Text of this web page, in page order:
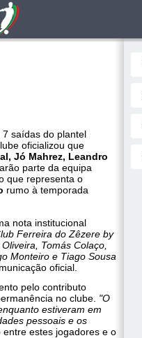
7 saídas do plantel
oficializou que
Jó Mahrez, Leandro
parte da equipa
que representa o
rumo à temporada
nota institucional
Ferreira do Zêzere by
Tomás Colaço,
Monteiro e Tiago Sousa
oficial.
pelo contributo
no clube. "O
estiveram em
pessoais e os
estes jogadores e o